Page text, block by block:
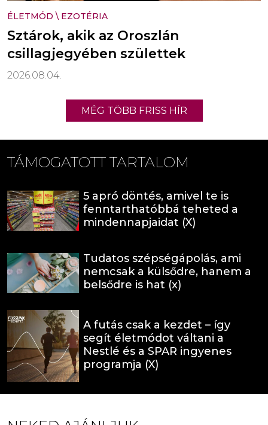
ÉLETMÓD \ EZOTÉRIA
Sztárok, akik az Oroszlán
csillagjegyében születtek
2026.08.04.
MÉG TÖBB FRISS HÍR
TÁMOGATOTT TARTALOM
5 apró döntés, amivel te is
fenntarthatóbbá teheted a
mindennapjaidat (X)
Tudatos szépségápolás, ami
nemcsak a külsődre, hanem a
belsődre is hat (x)
A futás csak a kezdet – így
segít életmódot váltani a
Nestlé és a SPAR ingyenes
programja (X)